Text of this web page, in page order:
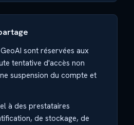
sont réservées aux
tentative d'accès non
suspension du compte et
à des prestataires
de stockage, de